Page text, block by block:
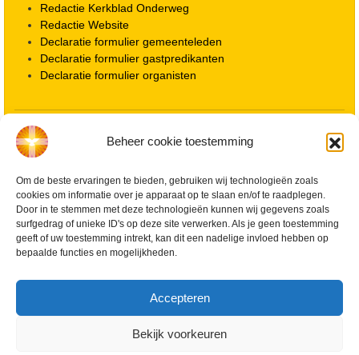
Beheer cookie toestemming
Om de beste ervaringen te bieden, gebruiken wij technologieën zoals
cookies om informatie over je apparaat op te slaan en/of te raadplegen.
Door in te stemmen met deze technologieën kunnen wij gegevens zoals
surfgedrag of unieke ID's op deze site verwerken. Als je geen toestemming
geeft of uw toestemming intrekt, kan dit een nadelige invloed hebben op
bepaalde functies en mogelijkheden.
Accepteren
Bekijk voorkeuren
Redactie Kerkblad Onderweg
Redactie Website
Declaratie formulier gemeenteleden
Declaratie formulier gastpredikanten
Declaratie formulier organisten
Locatie kerk
ANBI informatie PGWD
Vrienden van de Grote Kerk
Info Kerkelijke gebouwen / koster
Redactiestatuut voor kerkblad en website
Beleid Veilige Kerk en gedragscode
Privacy
Cookiebeleid (EU)